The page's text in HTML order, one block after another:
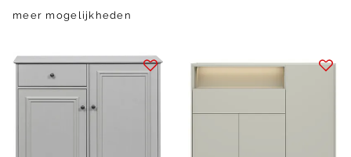
meer mogelijkheden